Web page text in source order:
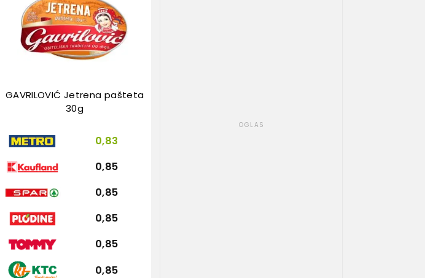
GAVRILOVIĆ Jetrena pašteta
30g
0,83
0,85
0,85
0,85
0,85
0,85